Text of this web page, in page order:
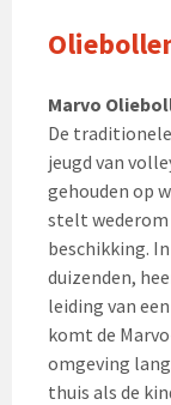
Marvo
De
jeugd van
gehouden op
stelt wederom
beschikking.
duizenden,
leiding van
komt de
omgeving
thuis als de